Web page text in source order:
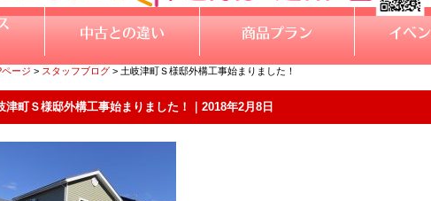
ージ > スタッフブログ > 土岐津町Ｓ様邸外構工事始まりました！
津町Ｓ様邸外構工事始まりました！｜2018年2月8日